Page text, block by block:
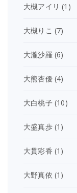
大槻アイリ (1)
大槻りこ (7)
大瀧沙羅 (6)
大熊杏優(4)
大白桃子(10)
大盛真歩(1)
大貫彩香 (1)
大野真依 (1)